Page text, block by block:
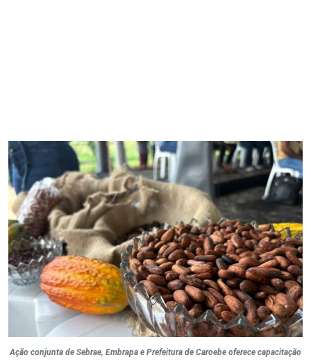
Ação conjunta de Sebrae, Embrapa e Prefeitura de Caroebe oferece capacitação